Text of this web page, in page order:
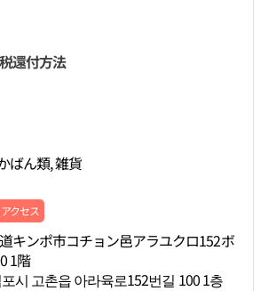
還付方法
ばん類, 雑貨
アクセス
キンポ市コチョン邑アラユクロ152ボ
1階
시 고촌읍 아라육로152번길 100 1층